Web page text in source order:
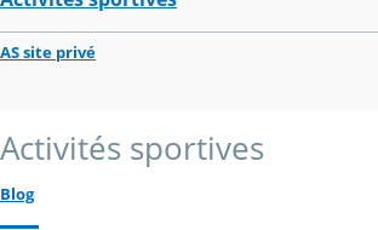
AS site privé
Activités sportives
Blog